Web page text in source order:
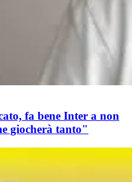
fa bene Inter a non
giocherà tanto"